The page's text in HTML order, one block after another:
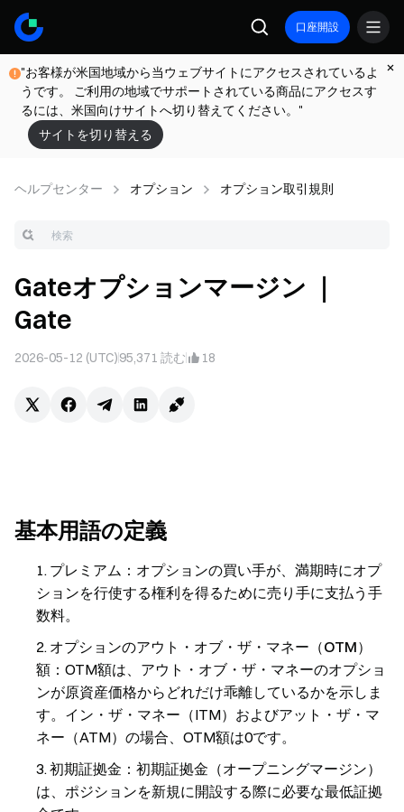
口座開設
"お客様が米国地域から当ウェブサイトにアクセスされているよ
うです。 ご利用の地域でサポートされている商品にアクセスす
るには、米国向けサイトへ切り替えてください。"
サイトを切り替える
ヘルプセンター オプション オプション取引規則
Gateオプションマージン ｜
Gate
2026-05-12 (UTC)95,371 読む 18
基本用語の定義
プレミアム ：オプションの買い手が、満期時にオプ
ションを行使する権利を得るために売り手に支払う手
数料。
オプションのアウト・オブ・ザ・マネー（OTM）
額 ：OTM額は、アウト・オブ・ザ・マネーのオプショ
ンが原資産価格からどれだけ乖離しているかを示しま
す。イン・ザ・マネー（ITM）およびアット・ザ・マ
ネー（ATM）の場合、OTM額は0です。
初期証拠金 ：初期証拠金（オープニングマージン）
は、ポジションを新規に開設する際に必要な最低証拠